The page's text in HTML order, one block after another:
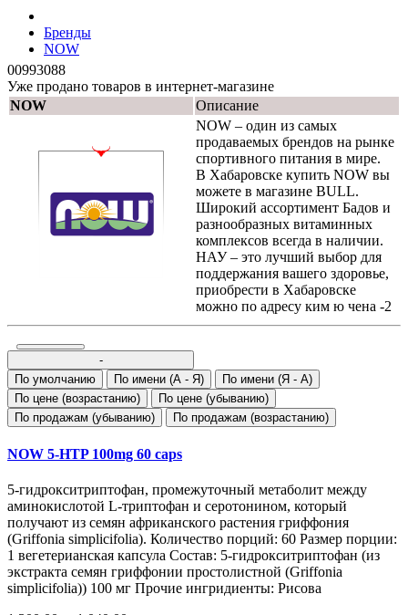
Бренды
NOW
00993088
Уже продано товаров в интернет-магазине
NOW
Описание
NOW – один из самых
продаваемых брендов на рынке
спортивного питания в мире.
В Хабаровске купить NOW вы
можете в магазине BULL.
Широкий ассортимент Бадов и
разнообразных витаминных
комплексов всегда в наличии.
НАУ – это лучший выбор для
поддержания вашего здоровье,
приобрести в Хабаровске
можно по адресу ким ю чена -2
-
По умолчанию
По имени (A - Я)
По имени (Я - A)
По цене (возрастанию)
По цене (убыванию)
По продажам (убыванию)
По продажам (возрастанию)
NOW 5-HTP 100mg 60 caps
5-гидрокситриптофан, промежуточный метаболит между
аминокислотой L-триптофан и серотонином, который
получают из семян африканского растения гриффония
(Griffonia simplicifolia). Количество порций: 60 Размер порции:
1 вегетерианская капсула Состав: 5-гидрокситриптофан (из
экстракта семян гриффонии простолистной (Griffonia
simplicifolia)) 100 мг Прочие ингридиенты: Рисова